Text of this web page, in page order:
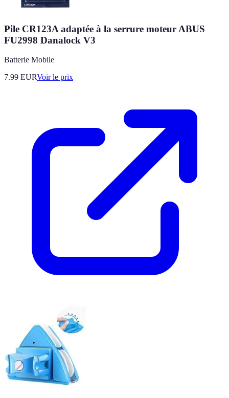
Pile CR123A adaptée à la serrure moteur ABUS
FU2998 Danalock V3
Batterie Mobile
7.99 EURVoir le prix